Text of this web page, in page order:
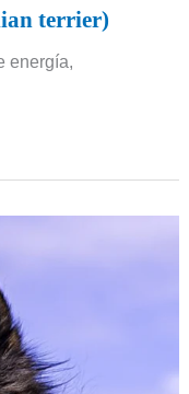
terrier)
energía,